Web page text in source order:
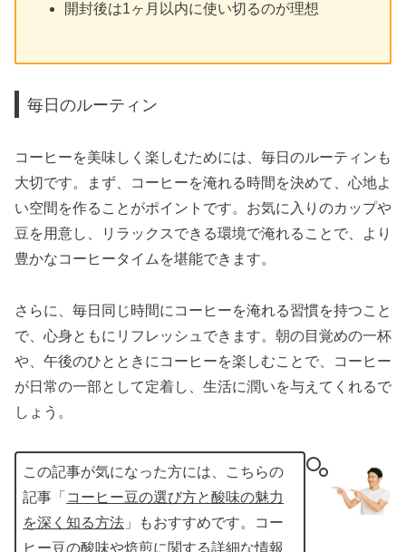
開封後は1ヶ月以内に使い切るのが理想
毎日のルーティン
コーヒーを美味しく楽しむためには、毎日のルーティンも
大切です。まず、コーヒーを淹れる時間を決めて、心地よ
い空間を作ることがポイントです。お気に入りのカップや
豆を用意し、リラックスできる環境で淹れることで、より
豊かなコーヒータイムを堪能できます。
さらに、毎日同じ時間にコーヒーを淹れる習慣を持つこと
で、心身ともにリフレッシュできます。朝の目覚めの一杯
や、午後のひとときにコーヒーを楽しむことで、コーヒー
が日常の一部として定着し、生活に潤いを与えてくれるで
しょう。
この記事が気になった方には、こちらの
記事「 コーヒー豆の選び方と酸味の魅力
を深く知る方法 」もおすすめです。コー
ヒー豆の酸味や焙煎に関する詳細な情報